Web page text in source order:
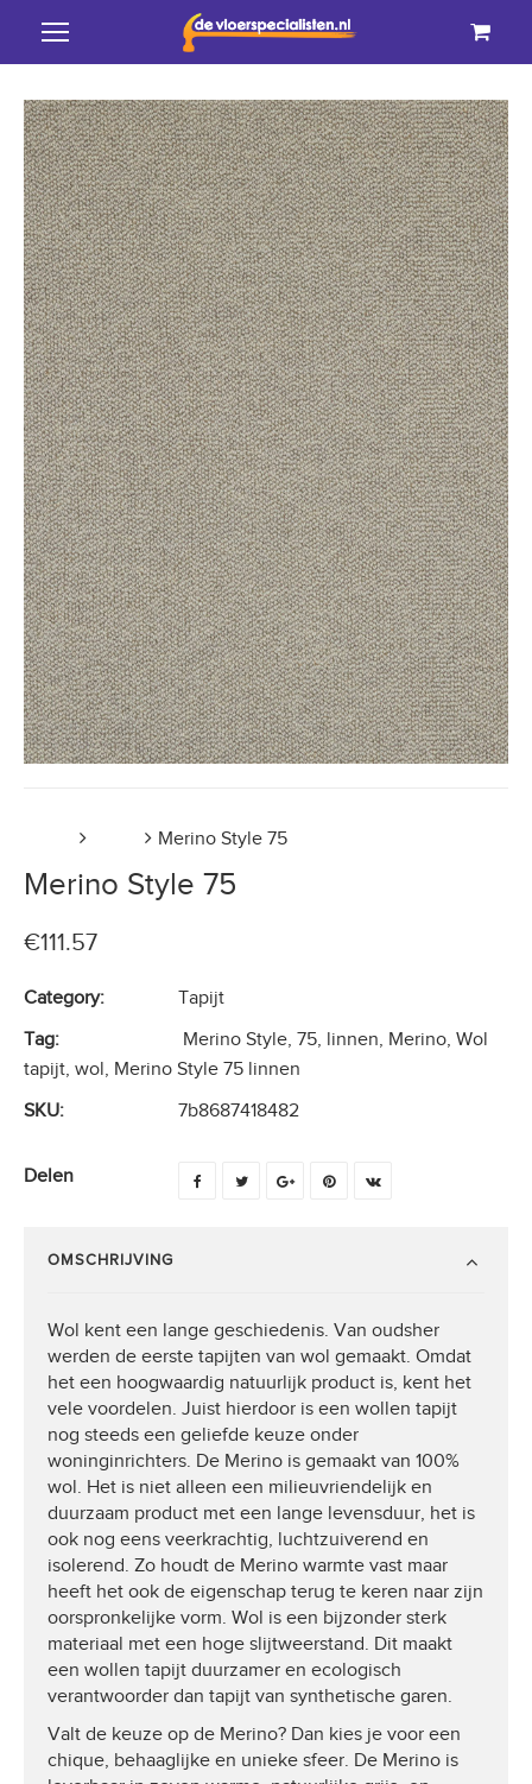
Merino Style 75
Merino Style 75
€111.57
Category:
Tapijt
Tag:
Merino Style, 75, linnen, Merino, Wol
tapijt, wol, Merino Style 75 linnen
SKU:
7b8687418482
Delen
OMSCHRIJVING
Wol kent een lange geschiedenis. Van oudsher
werden de eerste tapijten van wol gemaakt. Omdat
het een hoogwaardig natuurlijk product is, kent het
vele voordelen. Juist hierdoor is een wollen tapijt
nog steeds een geliefde keuze onder
woninginrichters. De Merino is gemaakt van 100%
wol. Het is niet alleen een milieuvriendelijk en
duurzaam product met een lange levensduur, het is
ook nog eens veerkrachtig, luchtzuiverend en
isolerend. Zo houdt de Merino warmte vast maar
heeft het ook de eigenschap terug te keren naar zijn
oorspronkelijke vorm. Wol is een bijzonder sterk
materiaal met een hoge slijtweerstand. Dit maakt
een wollen tapijt duurzamer en ecologisch
verantwoorder dan tapijt van synthetische garen.
Valt de keuze op de Merino? Dan kies je voor een
chique, behaaglijke en unieke sfeer. De Merino is